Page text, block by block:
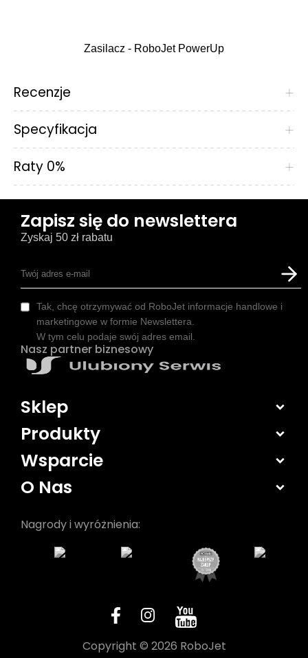
Zasilacz - RoboJet PowerUp
Recenzje +
Specyfikacja +
Raty 0% +
Sklep
Produkty
Wsparcie
O Nas
Zapisz się do newslettera
Zyskaj 50 zł rabatu
Tak, chcę otrzymywać od RoboJet informacje handlowe i
marketingowe w formie Newslettera.
W tym celu podaje swój adres email.
Nasz partner biznesowy
Nagrody i wyróżnienia:
Copyright © 2026 RoboJet